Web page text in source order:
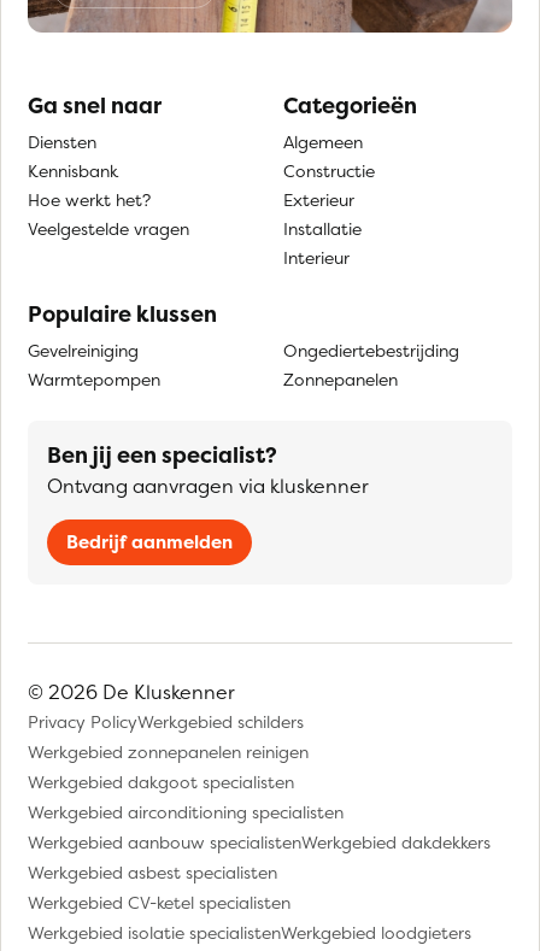
Ga snel naar
Diensten
Kennisbank
Hoe werkt het?
Veelgestelde vragen
Categorieën
Algemeen
Constructie
Exterieur
Installatie
Interieur
Populaire klussen
Gevelreiniging
Warmtepompen
Ongediertebestrijding
Zonnepanelen
Ben jij een specialist?
Ontvang aanvragen via kluskenner
Bedrijf aanmelden
© 2026 De Kluskenner
Privacy PolicyWerkgebied schilders
Werkgebied zonnepanelen reinigen
Werkgebied dakgoot specialisten
Werkgebied airconditioning specialisten
Werkgebied aanbouw specialistenWerkgebied dakdekkers
Werkgebied asbest specialisten
Werkgebied CV-ketel specialisten
Werkgebied isolatie specialistenWerkgebied loodgieters